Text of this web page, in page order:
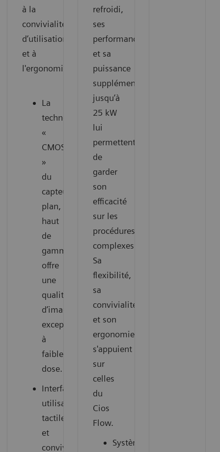
à la
convivialité
d’utilisation
et à
l'ergonomie.
La
technologie
«
CMOS
»
du
capteur
plan,
haut
de
gamme,
offre
une
qualité
d’image
exceptionnelle
à
faible
dose.
Interface
utilisateur
tactile
et
convivial,
refroidi,
ses
performances
et sa
puissance
supplémentaire
jusqu’à
25 kW
lui
permettent
de
garder
son
efficacité
sur les
procédures
complexes.
Sa
flexibilité,
sa
convivialité
et son
ergonomie
s'appuient
sur
celles
du
Cios
Flow.
Système